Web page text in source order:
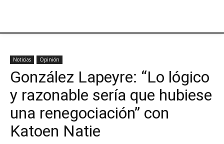
Noticias Opinión
González Lapeyre: “Lo lógico
y razonable sería que hubiese
una renegociación” con
Katoen Natie